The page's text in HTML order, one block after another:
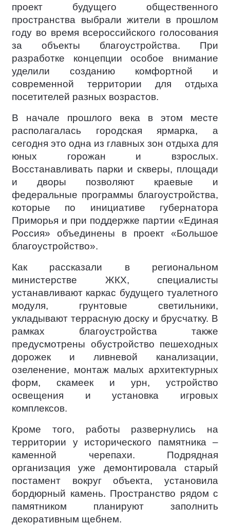
проект будущего общественного
пространства выбрали жители в прошлом
году во время всероссийского голосования
за объекты благоустройства. При
разработке концепции особое внимание
уделили созданию комфортной и
современной территории для отдыха
посетителей разных возрастов.
В начале прошлого века в этом месте
располагалась городская ярмарка, а
сегодня это одна из главных зон отдыха для
юных горожан и взрослых.
Восстанавливать парки и скверы, площади
и дворы позволяют краевые и
федеральные программы благоустройства,
которые по инициативе губернатора
Приморья и при поддержке партии «Единая
Россия» объединены в проект «Большое
благоустройство».
Как рассказали в региональном
министерстве ЖКХ, специалисты
устанавливают каркас будущего туалетного
модуля, грунтовые светильники,
укладывают террасную доску и брусчатку. В
рамках благоустройства также
предусмотрены обустройство пешеходных
дорожек и ливневой канализации,
озеленение, монтаж малых архитектурных
форм, скамеек и урн, устройство
освещения и установка игровых
комплексов.
Кроме того, работы развернулись на
территории у исторического памятника –
каменной черепахи. Подрядная
организация уже демонтировала старый
постамент вокруг объекта, установила
бордюрный камень. Пространство рядом с
памятником планируют заполнить
декоративным щебнем.